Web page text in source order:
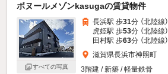
ボヌールメゾンkasugaの賃貸物件
すべての写真
長浜駅 歩31分 （北陸線）
虎姫駅 歩53分 （北陸線）
田村駅 歩63分 （北陸線）
滋賀県長浜市神照町
3階建 / 新築 / 軽量鉄骨